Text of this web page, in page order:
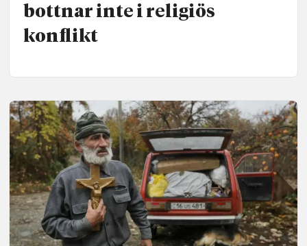
bottnar inte i religiös
konflikt